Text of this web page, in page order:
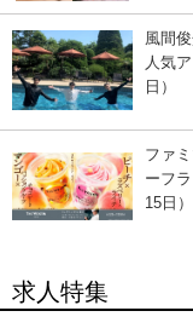
風間
人気
日）
ファ
ーフ
15日）
求人特集